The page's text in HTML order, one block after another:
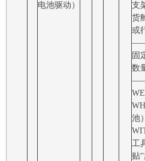
电池驱动）
支
货
或
――
固
数
――
池
工
贴